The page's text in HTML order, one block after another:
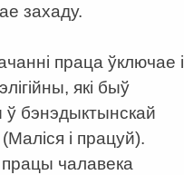
захаду.
праца ўключае і
які быў
бэнэдыктынскай
і працуй).
чалавека